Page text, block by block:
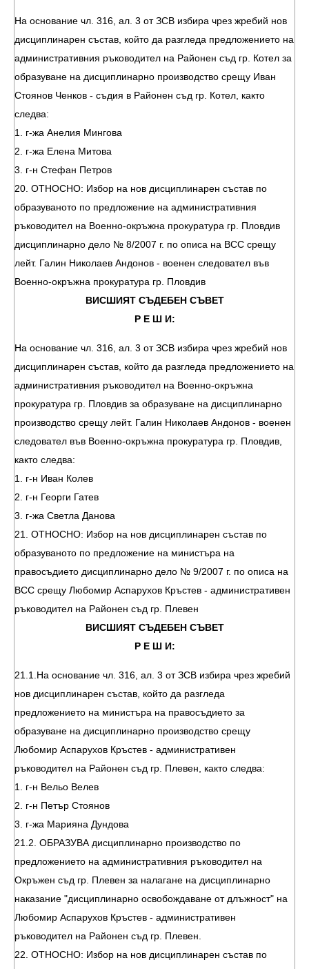
На основание чл. 316, ал. 3 от ЗСВ избира чрез жребий нов
дисциплинарен състав, който да разгледа предложението на
административния ръководител на Районен съд гр. Котел за
образуване на дисциплинарно производство срещу Иван
Стоянов Ченков - съдия в Районен съд гр. Котел, както
следва:
1. г-жа Анелия Мингова
2. г-жа Елена Митова
3. г-н Стефан Петров
20. ОТНОСНО: Избор на нов дисциплинарен състав по
образуваното по предложение на административния
ръководител на Военно-окръжна прокуратура гр. Пловдив
дисциплинарно дело № 8/2007 г. по описа на ВСС срещу
лейт. Галин Николаев Андонов - военен следовател във
Военно-окръжна прокуратура гр. Пловдив
ВИСШИЯТ СЪДЕБЕН СЪВЕТ
Р Е Ш И:
На основание чл. 316, ал. 3 от ЗСВ избира чрез жребий нов
дисциплинарен състав, който да разгледа предложението на
административния ръководител на Военно-окръжна
прокуратура гр. Пловдив за образуване на дисциплинарно
производство срещу лейт. Галин Николаев Андонов - военен
следовател във Военно-окръжна прокуратура гр. Пловдив,
както следва:
1. г-н Иван Колев
2. г-н Георги Гатев
3. г-жа Светла Данова
21. ОТНОСНО: Избор на нов дисциплинарен състав по
образуваното по предложение на министъра на
правосъдието дисциплинарно дело № 9/2007 г. по описа на
ВСС срещу Любомир Аспарухов Кръстев - административен
ръководител на Районен съд гр. Плевен
ВИСШИЯТ СЪДЕБЕН СЪВЕТ
Р Е Ш И:
21.1.На основание чл. 316, ал. 3 от ЗСВ избира чрез жребий
нов дисциплинарен състав, който да разгледа
предложението на министъра на правосъдието за
образуване на дисциплинарно производство срещу
Любомир Аспарухов Кръстев - административен
ръководител на Районен съд гр. Плевен, както следва:
1. г-н Вельо Велев
2. г-н Петър Стоянов
3. г-жа Марияна Дундова
21.2. ОБРАЗУВА дисциплинарно производство по
предложението на административния ръководител на
Окръжен съд гр. Плевен за налагане на дисциплинарно
наказание "дисциплинарно освобождаване от длъжност" на
Любомир Аспарухов Кръстев - административен
ръководител на Районен съд гр. Плевен.
22. ОТНОСНО: Избор на нов дисциплинарен състав по